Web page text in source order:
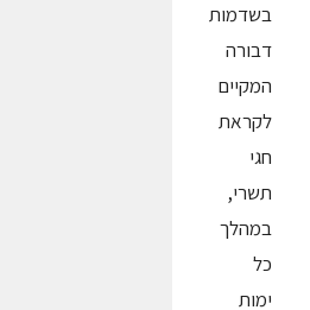
בשדמות
דבורה
המקיים
לקראת
חגי
תשרי,
במהלך
כל
ימות